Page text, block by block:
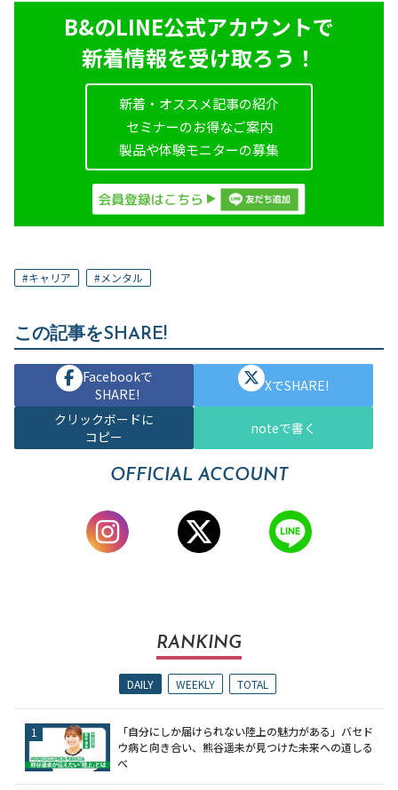
B&のLINE公式アカウントで
新着情報を受け取ろう！
新着・オススメ記事の紹介
セミナーのお得なご案内
製品や体験モニターの募集
#キャリア #メンタル
この記事をSHARE!
Facebookで
SHARE!
XでSHARE!
クリックボードに
コピー
noteで書く
OFFICIAL ACCOUNT
RANKING
DAILY WEEKLY TOTAL
「自分にしか届けられない陸上の魅力がある」バセド
ウ病と向き合い、熊谷遥未が見つけた未来への道しる
べ